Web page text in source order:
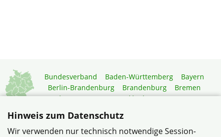
Bundesverband Baden-Württemberg
Bayern
Berlin-Brandenburg
Brandenburg
Bremen
Hamburg
Hessen
Mecklenburg-Vorpommern
Rheinland-Pfalz
Saarland
Sachsen-Anhalt
Schleswig-Holstein
Thüringen
Hinweis zum Datenschutz
Wir verwenden nur technisch notwendige Session-